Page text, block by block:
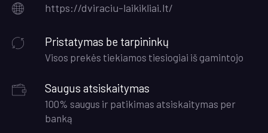
https://dviraciu-laikikliai.lt/
Pristatymas be tarpininkų
Visos prekės tiekiamos tiesiogiai iš gamintojo
Saugus atsiskaitymas
100% saugus ir patikimas atsiskaitymas per
banką